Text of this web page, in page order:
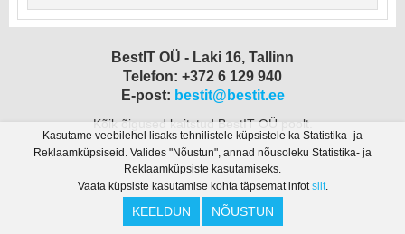
BestIT OÜ - Laki 16, Tallinn
Telefon: +372 6 129 940
E-post: bestit@bestit.ee
Kõik õigused kaitstud BestIT OÜ poolt.
Kasutame veebilehel lisaks tehnilistele küpsistele ka Statistika- ja
Reklaamküpsiseid. Valides "Nõustun", annad nõusoleku Statistika- ja
Reklaamküpsiste kasutamiseks.
Vaata küpsiste kasutamise kohta täpsemat infotsiit.
KEELDUN NÕUSTUN